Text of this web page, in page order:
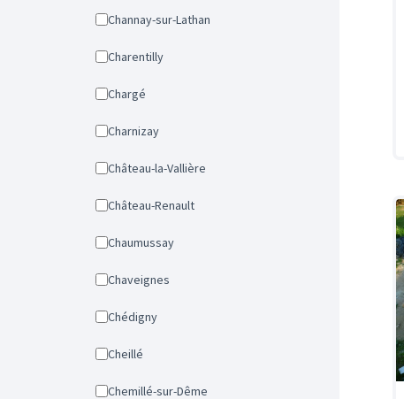
Channay-sur-Lathan
Charentilly
Chargé
Charnizay
Château-la-Vallière
Château-Renault
Chaumussay
Chaveignes
Chédigny
Cheillé
Chemillé-sur-Dême